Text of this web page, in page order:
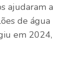
ajudaram a
de água
em 2024,